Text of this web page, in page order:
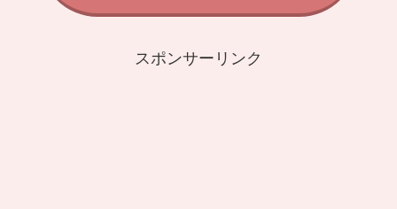
スポンサーリンク